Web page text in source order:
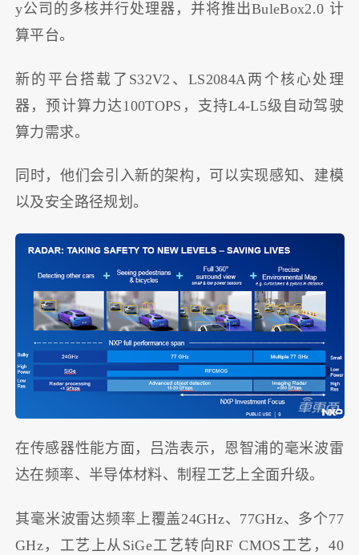
y公司的多核并行处理器，并将推出BuleBox2.0 计
算平台。
新的平台搭载了S32V2、LS2084A两个核心处理
器，预计算力达100TOPS，支持L4-L5级自动驾驶
算力需求。
同时，他们会引入新的架构，可以实现感知、建模
以及安全路径规划。
在传感器性能方面，吕浩表示，恩智浦的毫米波雷
达在频率、半导体材料、制程工艺上全面升级。
其毫米波雷达频率上覆盖24GHz、77GHz、多个77
GHz，工艺上从SiGe工艺转向RF CMOS工艺，40